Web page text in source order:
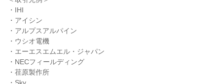
・IHI
・アイシン
・アルプスアルパイン
・ウシオ電機
・エーエスエムエル・ジャパン
・NECフィールディング
・荏原製作所